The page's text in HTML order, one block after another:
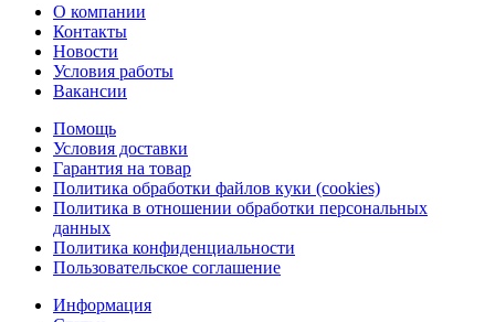
О компании
Контакты
Новости
Условия работы
Вакансии
Помощь
Условия доставки
Гарантия на товар
Политика обработки файлов куки (cookies)
Политика в отношении обработки персональных
данных
Политика конфиденциальности
Пользовательское соглашение
Информация